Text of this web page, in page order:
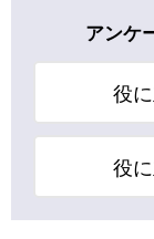
アンケ
役
役